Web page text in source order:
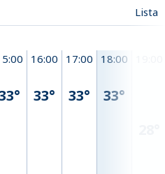
Lista
16:00
33°
17:00
33°
18:00
33°